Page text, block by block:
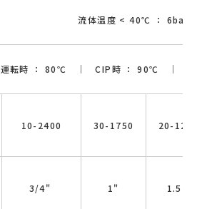
流体温度 < 40℃ ：
運転時 ： 80℃ ｜ CIP時 ： 90℃ ｜
10-2400 30-1750 20-
3/4" 1" 1.5"